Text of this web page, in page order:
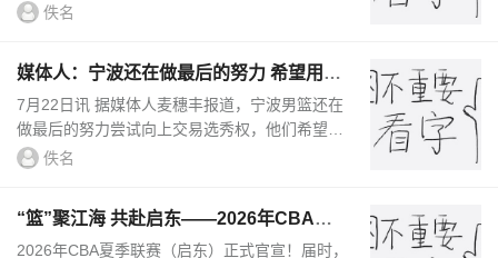
篮加油助威！...
佚名
媒体人：宁波还在做最后的努力 希望用3
号签加现金换江苏的2号签
7月22日讯 据媒体人麦穗丰报道，宁波男篮还在
做最后的努力尝试向上交易选秀权，他们希望用
首轮第3顺位+部分现金交换得到江苏男篮的首轮
佚名
“篮”聚江海 共赴启东——2026年CBA夏
季联赛（启东）8月开赛
2026年CBA夏季联赛（启东）正式官宣！届时，